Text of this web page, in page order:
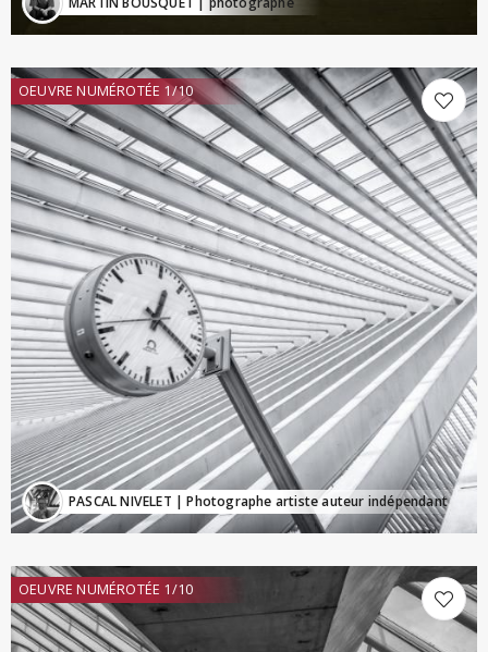
OEUVRE NUMÉROTÉE 1/10
PASCAL NIVELET | Photographe artiste auteur indépendant
OEUVRE NUMÉROTÉE 1/10